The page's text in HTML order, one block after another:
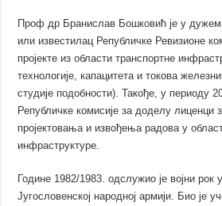
Проф др Бранислав Бошковић је у
или известилац Републичке Ревизионе
пројекте из области транспортне
технологије, капацитета и токова
студије подобности). Такође, у периоду
Републичке комисије за доделу лиценци
пројектовања и извођења радова у
инфраструктуре.
Године 1982/1983. одслужио је војни рок
Југословенској народној армији. Био је